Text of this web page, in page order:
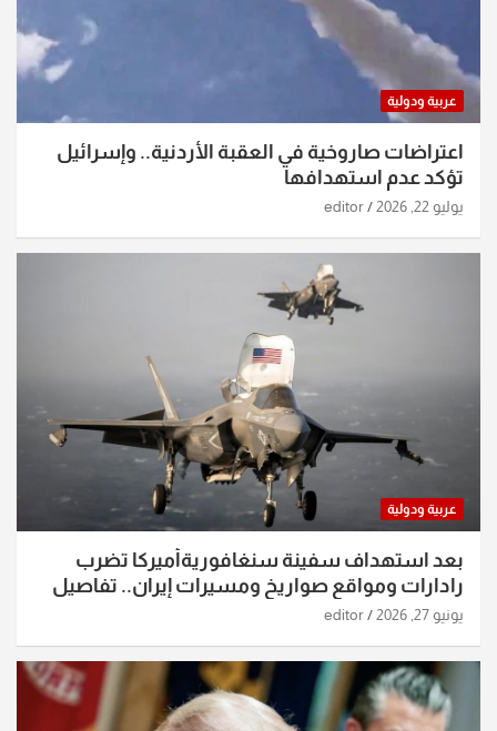
عربية ودولية
اعتراضات صاروخية في العقبة الأردنية.. وإسرائيل
تؤكد عدم استهدافها
يوليو 22, 2026 editor
عربية ودولية
بعد استهداف سفينة سنغافوريةأميركا تضرب
رادارات ومواقع صواريخ ومسيرات إيران.. تفاصيل
الساعات الماضية
يونيو 27, 2026 editor